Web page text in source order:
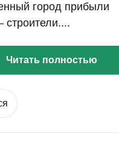
город прибыли
строители....
Читать полностью